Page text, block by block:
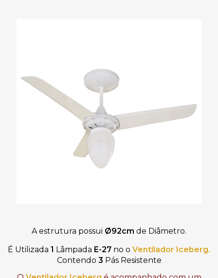
A estrutura possui Ø92cm de Diâmetro.
É Utilizada 1 Lâmpada E-27 no o Ventilador Iceberg.
Contendo 3 Pás Resistente